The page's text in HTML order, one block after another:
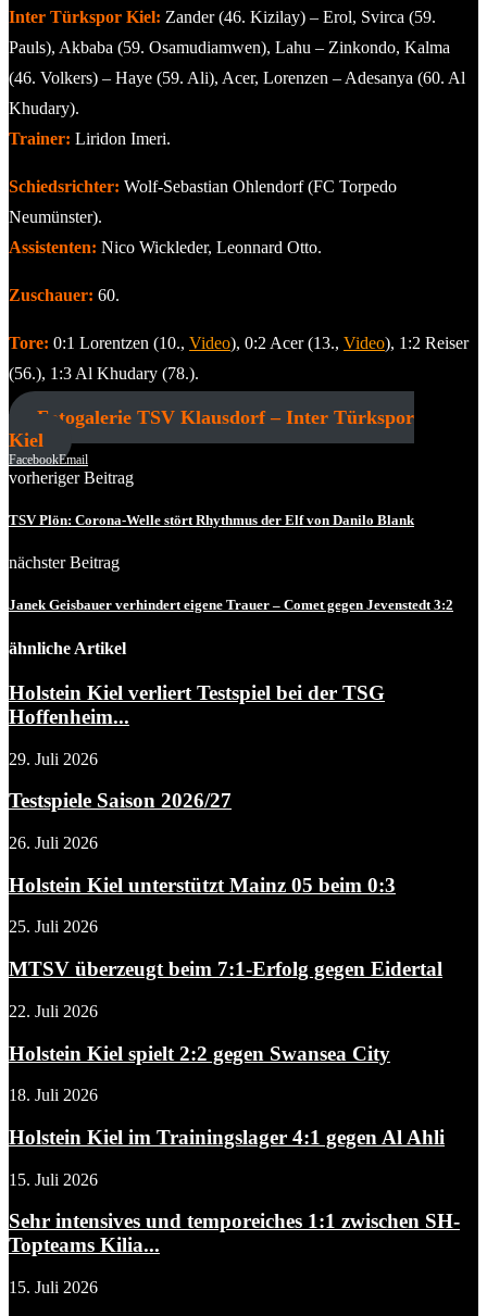
Inter Türkspor Kiel: Zander (46. Kizilay) – Erol, Svirca (59.
Pauls), Akbaba (59. Osamudiamwen), Lahu – Zinkondo, Kalma
(46. Volkers) – Haye (59. Ali), Acer, Lorenzen – Adesanya (60. Al
Khudary).
Trainer: Liridon Imeri.
Schiedsrichter: Wolf-Sebastian Ohlendorf (FC Torpedo
Neumünster).
Assistenten: Nico Wickleder, Leonnard Otto.
Zuschauer: 60.
Tore: 0:1 Lorentzen (10., Video), 0:2 Acer (13., Video), 1:2 Reiser
(56.), 1:3 Al Khudary (78.).
Fotogalerie TSV Klausdorf – Inter Türkspor
Kiel
FacebookEmail
vorheriger Beitrag
TSV Plön: Corona-Welle stört Rhythmus der Elf von Danilo Blank
nächster Beitrag
Janek Geisbauer verhindert eigene Trauer – Comet gegen Jevenstedt 3:2
ähnliche Artikel
Holstein Kiel verliert Testspiel bei der TSG
Hoffenheim...
29. Juli 2026
Testspiele Saison 2026/27
26. Juli 2026
Holstein Kiel unterstützt Mainz 05 beim 0:3
25. Juli 2026
MTSV überzeugt beim 7:1-Erfolg gegen Eidertal
22. Juli 2026
Holstein Kiel spielt 2:2 gegen Swansea City
18. Juli 2026
Holstein Kiel im Trainingslager 4:1 gegen Al Ahli
15. Juli 2026
Sehr intensives und temporeiches 1:1 zwischen SH-
Topteams Kilia...
15. Juli 2026